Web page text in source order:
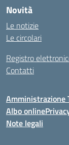
Novità
Le notizie
Le circolari
Registro
Contatti
Amministrazione
Albo online
Note legali